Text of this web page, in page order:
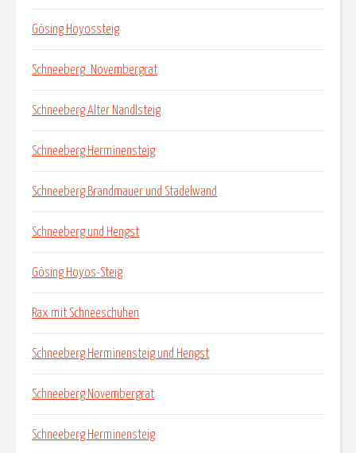
Gösing Hoyossteig
Schneeberg_Novembergrat
Schneeberg Alter Nandlsteig
Schneeberg Herminensteig
Schneeberg Brandmauer und Stadelwand
Schneeberg und Hengst
Gösing Hoyos-Steig
Rax mit Schneeschuhen
Schneeberg Herminensteig und Hengst
Schneeberg Novembergrat
Schneeberg Herminensteig